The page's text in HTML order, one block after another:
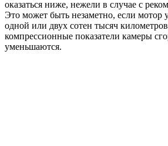
оказаться ниже, нежели в случае с
Это может быть незаметно, если мотор
одной или двух сотен тысяч
компрессионные показатели камеры
уменьшаются.